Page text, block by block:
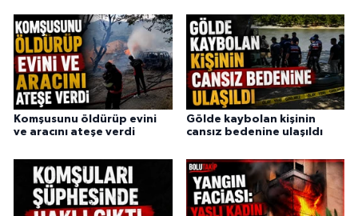
Komşusunu öldürüp evini
ve aracını ateşe verdi
Gölde kaybolan kişinin
cansız bedenine ulaşıldı